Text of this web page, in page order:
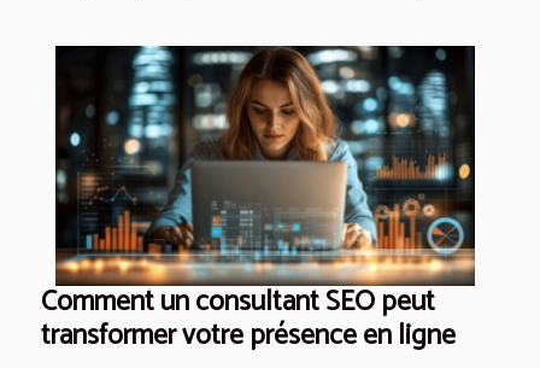
Comment un consultant SEO peut
transformer votre présence en ligne